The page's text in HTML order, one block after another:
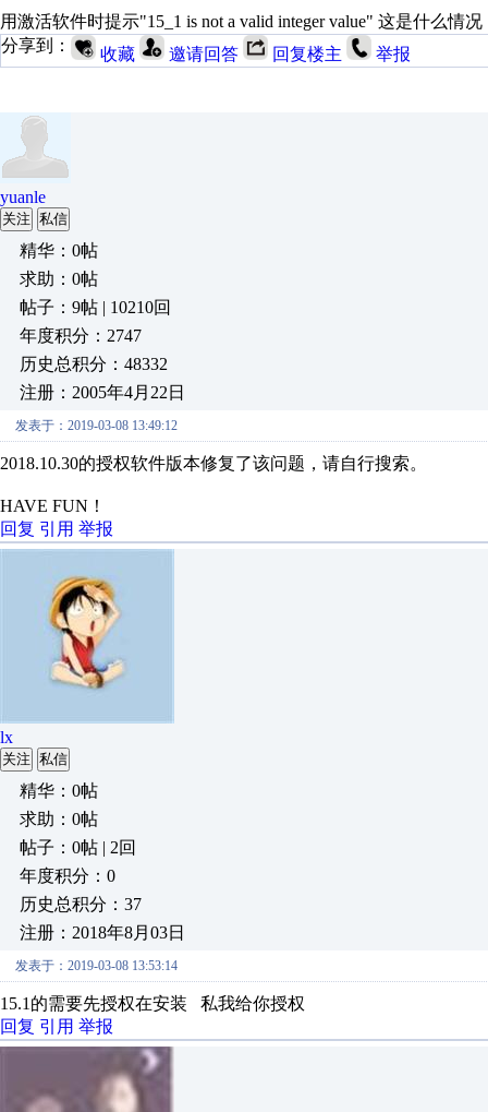
用激活软件时提示"15_1 is not a valid integer value" 这是什么情
分享到：
收藏 邀请回答 回复楼主 举报
yuanle
关注 私信
精华：0帖
求助：0帖
帖子：9帖 | 10210回
年度积分：2747
历史总积分：48332
注册：2005年4月22日
发表于：2019-03-08 13:49:12
2018.10.30的授权软件版本修复了该问题，请自行搜索。
HAVE FUN！
回复 引用 举报
lx
关注 私信
精华：0帖
求助：0帖
帖子：0帖 | 2回
年度积分：0
历史总积分：37
注册：2018年8月03日
发表于：2019-03-08 13:53:14
15.1的需要先授权在安装 私我给你授权
回复 引用 举报